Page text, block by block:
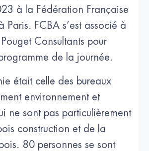
à la Fédération Française
Paris. FCBA s’est associé à
Consultants pour
de la journée.
était celle des bureaux
environnement et
ne sont pas particulièrement
construction et de la
80 personnes se sont